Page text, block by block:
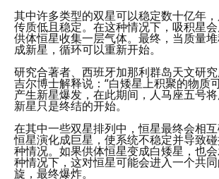
其中许多类型的双星可以稳定数十亿年
传质低且稳定。在这种情况下，吸积星
供体恒星收集一层气体。最终，当质量
成新星，循环可以重新开始。
研究合著者、西班牙加那利群岛天文研
吉尔博士解释说：“白矮星上积聚的物质
产生新星爆发，在此期间，人马座五号
新星只是终结的开始。
在其中一些双星排列中，恒星最终会相
恒星演化成巨星，使系统不稳定并导致
种情况。如果供体恒星变成白矮星，也
种情况下，这对恒星可能会进入一个共
旋，最终爆炸。